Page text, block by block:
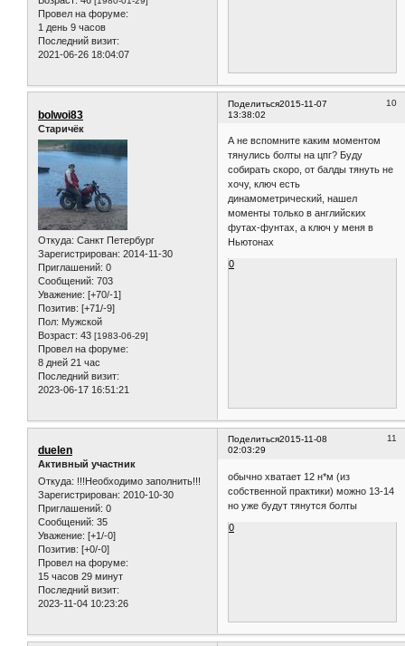
Провел на форуме:
1 день 9 часов
Последний визит:
2021-06-26 18:04:07
Поделиться 10
2015-11-07
13:38:02
bolwoi83
Старичёк
Откуда: Санкт Петербург
Зарегистрирован: 2014-11-30
Приглашений: 0
Сообщений: 703
Уважение: [+70/-1]
Позитив: [+71/-9]
Пол: Мужской
Возраст: 43 [1983-06-29]
Провел на форуме:
8 дней 21 час
Последний визит:
2023-06-17 16:51:21
А не вспомните каким моментом
тянулись болты на цпг? Буду
собирать скоро, от балды тянуть не
хочу, ключ есть
динамометрический, нашел
моменты только в английских
футах-фунтах, а ключ у меня в
Ньютонах
0
Поделиться 11
2015-11-08
02:03:29
duelen
Активный участник
Откуда: !!!Необходимо заполнить!!!
Зарегистрирован: 2010-10-30
Приглашений: 0
Сообщений: 35
Уважение: [+1/-0]
Позитив: [+0/-0]
Провел на форуме:
15 часов 29 минут
Последний визит:
2023-11-04 10:23:26
обычно хватает 12 н*м (из
собственной практики) можно 13-14
но уже будут тянутся болты
0